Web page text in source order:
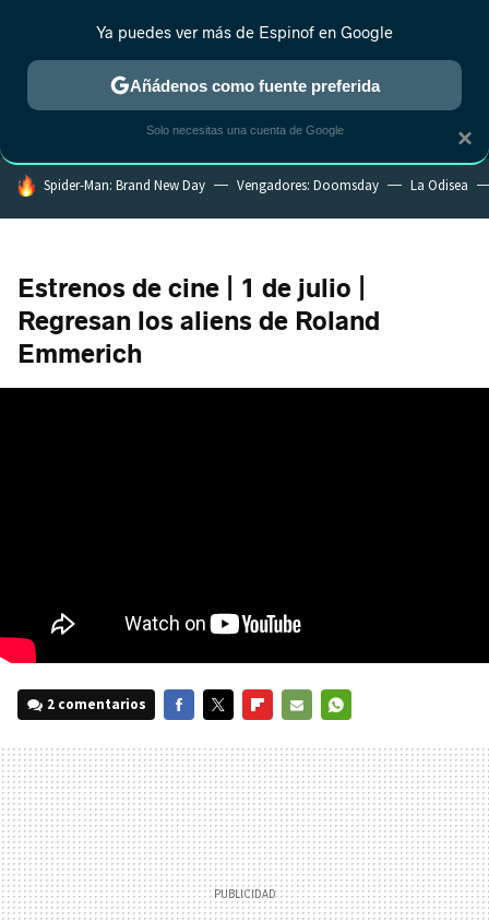
MENÚ NUEVO
ESTRENOS REALITY ANIME RANKINGS CINE
HOY SE HABLA DE
Spider-Man: Brand New Day Vengadores: Doomsday La Odisea
Estrenos de cine | 1 de julio |
Regresan los aliens de Roland
Emmerich
2 comentarios
MAIL
×
Ya puedes ver más de Espinof en Google
Añádenos como fuente preferida
Solo necesitas una cuenta de Google